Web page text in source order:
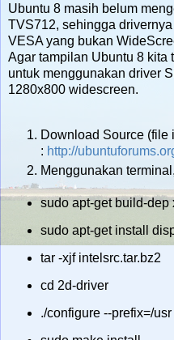
Ubuntu 8 masih belum
TVS712, sehingga
VESA yang bukan
Agar tampilan Ubuntu 8 kita
untuk menggunakan driver
1280x800 widescreen.
Download Source (file
: http://
Menggunakan
sudo apt-get build-dep
sudo apt-get install
tar -xjf intelsrc.tar.bz2
cd 2d-driver
./configure --prefix=/usr